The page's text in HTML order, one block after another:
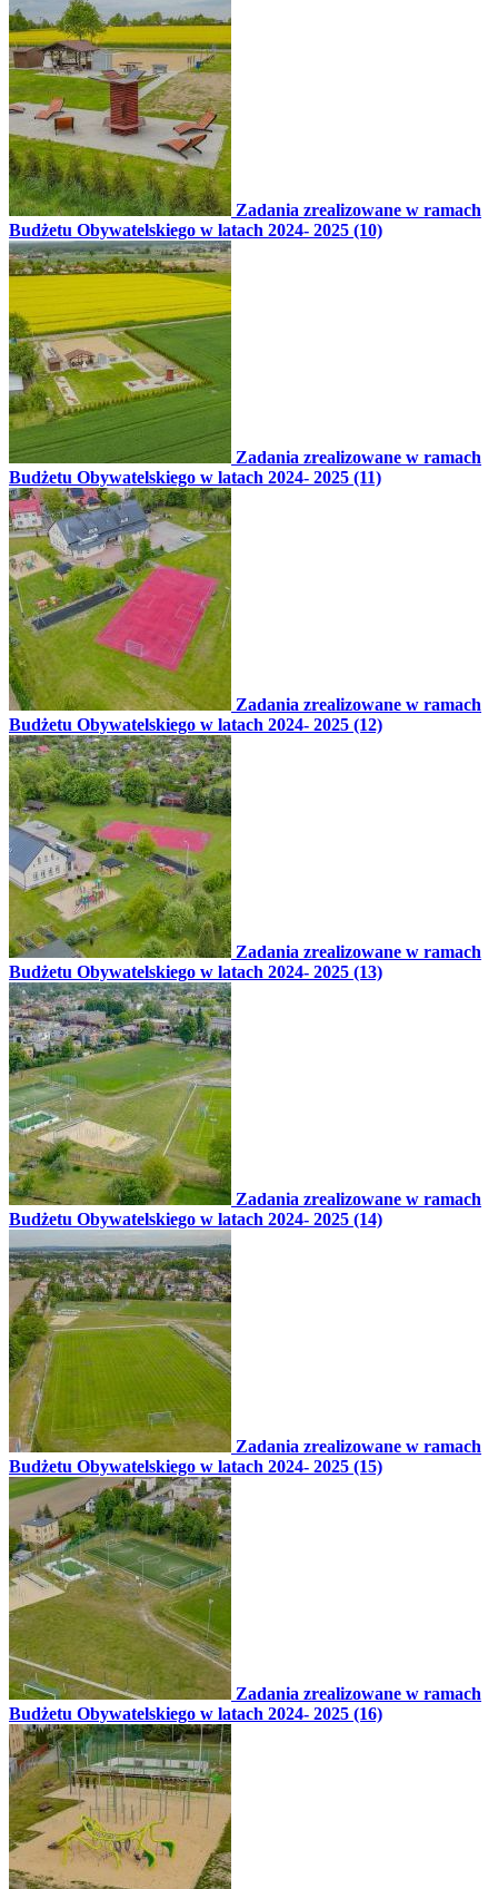
Zadania zrealizowane w ramach
Budżetu Obywatelskiego w latach 2024- 2025 (10)
Zadania zrealizowane w ramach
Budżetu Obywatelskiego w latach 2024- 2025 (11)
Zadania zrealizowane w ramach
Budżetu Obywatelskiego w latach 2024- 2025 (12)
Zadania zrealizowane w ramach
Budżetu Obywatelskiego w latach 2024- 2025 (13)
Zadania zrealizowane w ramach
Budżetu Obywatelskiego w latach 2024- 2025 (14)
Zadania zrealizowane w ramach
Budżetu Obywatelskiego w latach 2024- 2025 (15)
Zadania zrealizowane w ramach
Budżetu Obywatelskiego w latach 2024- 2025 (16)